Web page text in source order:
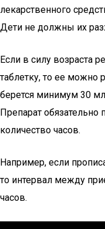
лекарственного
Дети не должны их
Если в силу возраста
таблетку, то ее можно
берется минимум 30
Препарат обязательно
количество часов.
Например, если
то интервал между
часов.